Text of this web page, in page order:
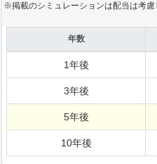
※掲載のシミュレーションは配当は考慮
年数
1年後
3年後
5年後
10年後